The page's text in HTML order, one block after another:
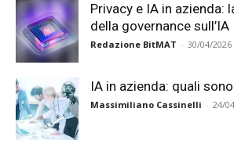
Privacy e IA in azienda:
della governance sull’IA
Redazione BitMAT - 30/04/2026
IA in azienda: quali
Massimiliano Cassinelli - 24/